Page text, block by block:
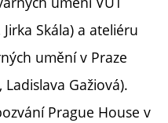
Skála) a ateliéru
umění v Praze
Gažiová).
Prague House v